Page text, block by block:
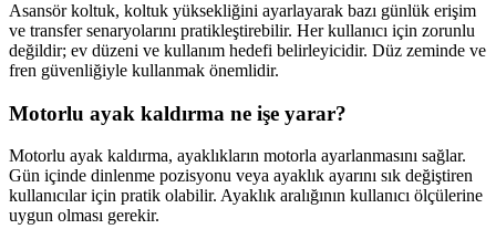
Asansör koltuk, koltuk yüksekliğini ayarlayarak bazı günlük erişim
ve transfer senaryolarını pratikleştirebilir. Her kullanıcı için zorunlu
değildir; ev düzeni ve kullanım hedefi belirleyicidir. Düz zeminde ve
fren güvenliğiyle kullanmak önemlidir.
Motorlu ayak kaldırma ne işe yarar?
Motorlu ayak kaldırma, ayaklıkların motorla ayarlanmasını sağlar.
Gün içinde dinlenme pozisyonu veya ayaklık ayarını sık değiştiren
kullanıcılar için pratik olabilir. Ayaklık aralığının kullanıcı ölçülerine
uygun olması gerekir.